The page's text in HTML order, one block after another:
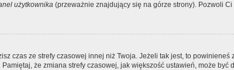
użytkownika (przeważnie znajdujący się na górze strony). Pozwoli
czas ze strefy czasowej innej niż Twoja. Jeżeli tak jest, to
że zmiana strefy czasowej, jak większość ustawień, może być